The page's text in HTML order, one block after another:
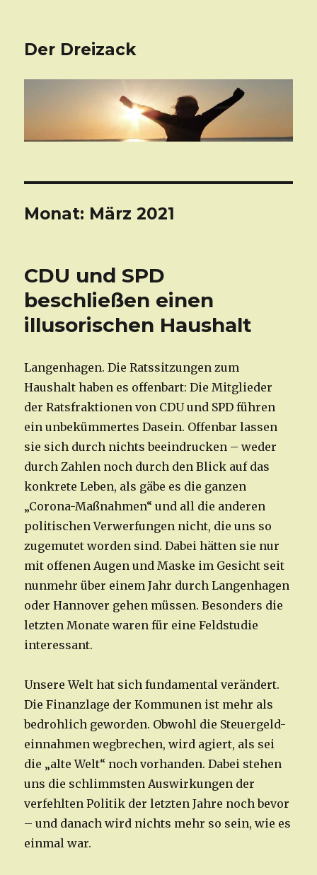
Der Dreizack
Monat: März 2021
CDU und SPD
beschließen einen
illusorischen Haushalt
Langenhagen. Die Ratssitzungen zum
Haushalt haben es offenbart: Die Mitglieder
der Ratsfraktionen von CDU und SPD führen
ein unbekümmertes Dasein. Offenbar lassen
sie sich durch nichts beeindrucken – weder
durch Zahlen noch durch den Blick auf das
konkrete Leben, als gäbe es die ganzen
„Corona-Maßnahmen“ und all die anderen
politischen Verwerfungen nicht, die uns so
zugemutet worden sind. Dabei hätten sie nur
mit offenen Augen und Maske im Gesicht seit
nunmehr über einem Jahr durch Langenhagen
oder Hannover gehen müssen. Besonders die
letzten Monate waren für eine Feldstudie
interessant.
Unsere Welt hat sich fundamental verändert.
Die Finanzlage der Kommunen ist mehr als
bedrohlich geworden. Obwohl die Steuergeld-
einnahmen wegbrechen, wird agiert, als sei
die „alte Welt“ noch vorhanden. Dabei stehen
uns die schlimmsten Auswirkungen der
verfehlten Politik der letzten Jahre noch bevor
– und danach wird nichts mehr so sein, wie es
einmal war.